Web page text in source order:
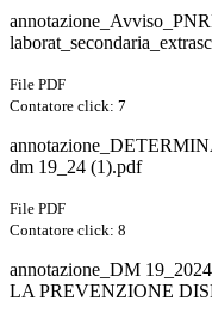
File PDF
Contatore click: 7
dm 19_24 (1).pdf
File PDF
Contatore click: 8
annotazione_DM
LA PREVENZIONE